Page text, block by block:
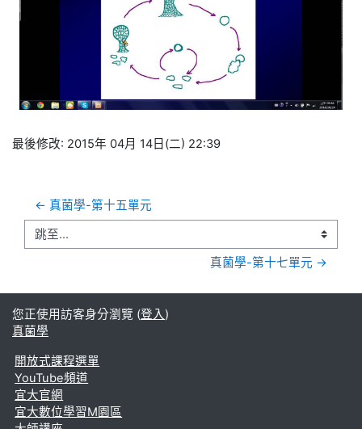
最後修改: 2015年 04月 14日(二) 22:39
← 真菌學-第十五單元
跳至...
真菌學-第十七單元 →
您正使用訪客身分瀏覽 (登入)
真菌學
開放式課程選單
YouTube頻道
宜大官網
宜大數位學習M園區